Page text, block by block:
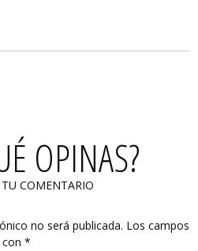
OPINAS?
TU COMENTARIO
no será publicada. Los campos
*